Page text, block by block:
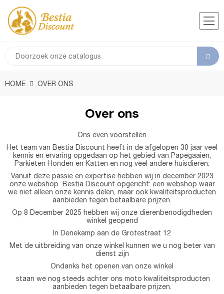
HOME OVER ONS
Over ons
Ons even voorstellen
Het team van Bestia Discount heeft in de afgelopen 30 jaar veel
kennis en ervaring opgedaan op het gebied van Papegaaien,
Parkieten Honden en Katten en nog veel andere huisdieren.
Vanuit deze passie en expertise hebben wij in december 2023
onze webshop Bestia Discount opgericht: een webshop waar
we niet alleen onze kennis delen, maar ook kwaliteitsproducten
aanbieden tegen betaalbare prijzen.
Op 8 December 2025 hebben wij onze dierenbenodigdheden
winkel geopend
In Denekamp aan de Grotestraat 12
Met de uitbreiding van onze winkel kunnen we u nog beter van
dienst zijn
Ondanks het openen van onze winkel
staan we nog steeds achter ons moto kwaliteitsproducten
aanbieden tegen betaalbare prijzen.